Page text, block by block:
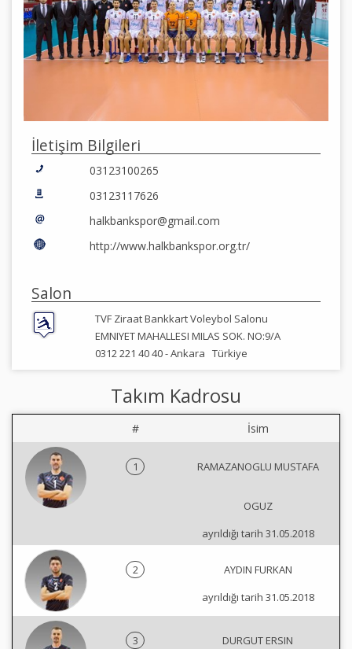
İletişim Bilgileri
03123100265
03123117626
halkbankspor@gmail.com
http://www.halkbankspor.org.tr/
Salon
TVF Ziraat Bankkart Voleybol Salonu
EMNIYET MAHALLESI MILAS SOK. NO:9/A
0312 221 40 40 -Ankara Türkiye
Takım Kadrosu
# İsim
1 RAMAZANOGLU MUSTAFA
OGUZ
ayrıldığı tarih 31.05.2018
2
AYDIN FURKAN
ayrıldığı tarih 31.05.2018
3
DURGUT ERSIN